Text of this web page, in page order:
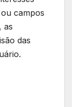
campos
as
das